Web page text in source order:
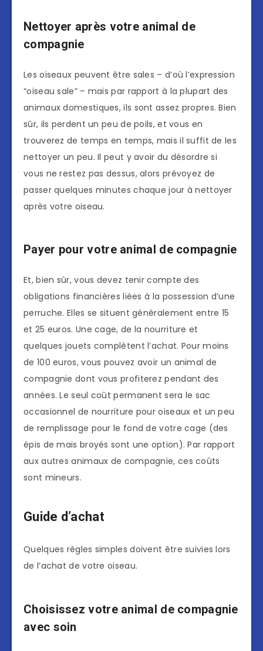
Nettoyer après votre animal de
compagnie
Les oiseaux peuvent être sales – d’où l’expression
“oiseau sale” – mais par rapport à la plupart des
animaux domestiques, ils sont assez propres. Bien
sûr, ils perdent un peu de poils, et vous en
trouverez de temps en temps, mais il suffit de les
nettoyer un peu. Il peut y avoir du désordre si
vous ne restez pas dessus, alors prévoyez de
passer quelques minutes chaque jour à nettoyer
après votre oiseau.
Payer pour votre animal de compagnie
Et, bien sûr, vous devez tenir compte des
obligations financières liées à la possession d’une
perruche. Elles se situent généralement entre 15
et 25 euros. Une cage, de la nourriture et
quelques jouets complètent l’achat. Pour moins
de 100 euros, vous pouvez avoir un animal de
compagnie dont vous profiterez pendant des
années. Le seul coût permanent sera le sac
occasionnel de nourriture pour oiseaux et un peu
de remplissage pour le fond de votre cage (des
épis de maïs broyés sont une option). Par rapport
aux autres animaux de compagnie, ces coûts
sont mineurs.
Guide d’achat
Quelques règles simples doivent être suivies lors
de l’achat de votre oiseau.
Choisissez votre animal de compagnie
avec soin